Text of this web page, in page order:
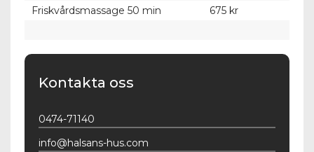
Friskvårdsmassage 50 min
675 kr
Kontakta oss
0474-71140
info@halsans-hus.com